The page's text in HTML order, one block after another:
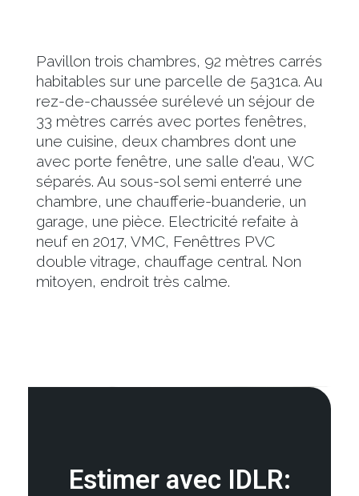
Pavillon trois chambres, 92 mètres carrés
habitables sur une parcelle de 5a31ca. Au
rez-de-chaussée surélevé un séjour de
33 mètres carrés avec portes fenêtres,
une cuisine, deux chambres dont une
avec porte fenêtre, une salle d'eau, WC
séparés. Au sous-sol semi enterré une
chambre, une chaufferie-buanderie, un
garage, une pièce. Electricité refaite à
neuf en 2017, VMC, Fenêttres PVC
double vitrage, chauffage central. Non
mitoyen, endroit très calme.
Estimer avec IDLR: